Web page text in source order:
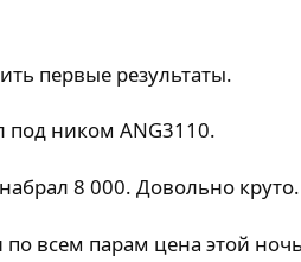
первые результаты.
под ником ANG3110.
8 000. Довольно круто.
по всем парам цена этой